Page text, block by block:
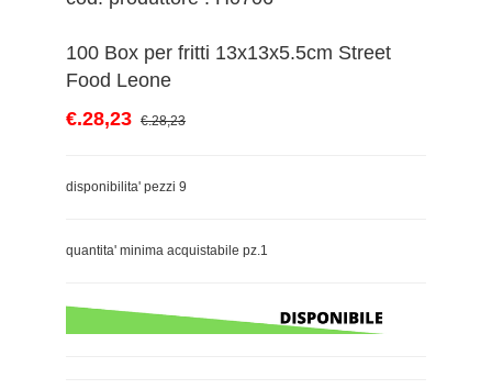
100 Box per fritti 13x13x5.5cm Street
Food Leone
€.28,23 €.28,23
disponibilita' pezzi 9
quantita' minima acquistabile pz.1